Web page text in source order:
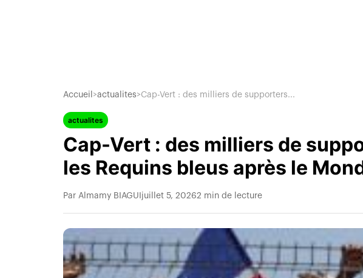
Accueil >actualites>Cap-Vert : des milliers de supporters...
actualites
Cap-Vert : des milliers de
les Requins bleus après le
Par Almamy BIAGUI juillet 5, 20262 min de lecture